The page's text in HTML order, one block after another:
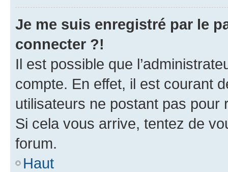
Je me suis enregistré par le
connecter ?!
Il est possible que
compte. En effet, il est courant
utilisateurs ne postant pas pour
Si cela vous arrive, tentez de
forum.
Haut